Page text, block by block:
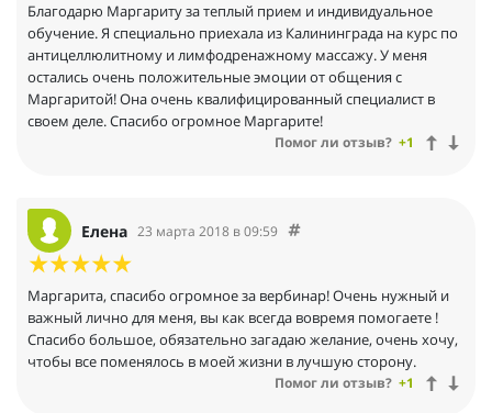
Благодарю Маргариту за теплый прием и индивидуальное
обучение. Я специально приехала из Калининграда на курс по
антицеллюлитному и лимфодренажному массажу. У меня
остались очень положительные эмоции от общения с
Маргаритой! Она очень квалифицированный специалист в
своем деле. Спасибо огромное Маргарите!
Помог ли отзыв? +1
Елена 23 марта 2018 в 09:59
Маргарита, спасибо огромное за вербинар! Очень нужный и
важный лично для меня, вы как всегда вовремя помогаете !
Спасибо большое, обязательно загадаю желание, очень хочу,
чтобы все поменялось в моей жизни в лучшую сторону.
Помог ли отзыв? +1